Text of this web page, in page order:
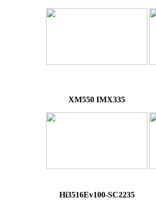
XM550 IMX335
Hi3516Ev100-SC2235